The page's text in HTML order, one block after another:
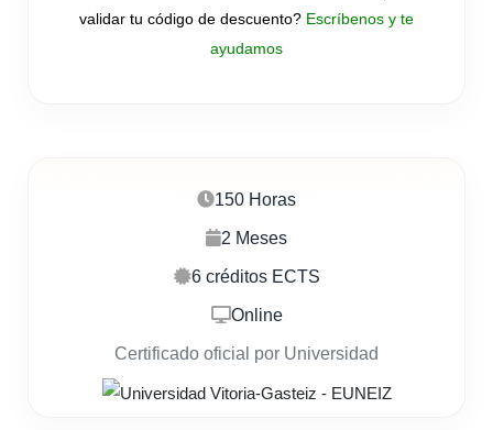
150 Horas
2 Meses
6 créditos ECTS
Online
Certificado oficial por Universidad
validar tu código de descuento? Escríbenos y te
ayudamos